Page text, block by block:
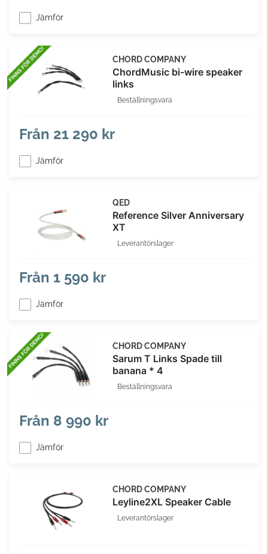
Jämför
CHORD COMPANY
ChordMusic bi-wire speaker
links
Beställningsvara
Från 21 290 kr
Jämför
QED
Reference Silver Anniversary
XT
Leverantörslager
Från 1 590 kr
Jämför
CHORD COMPANY
Sarum T Links Spade till
banana * 4
Beställningsvara
Från 8 990 kr
Jämför
CHORD COMPANY
Leyline2XL Speaker Cable
Leverantörslager